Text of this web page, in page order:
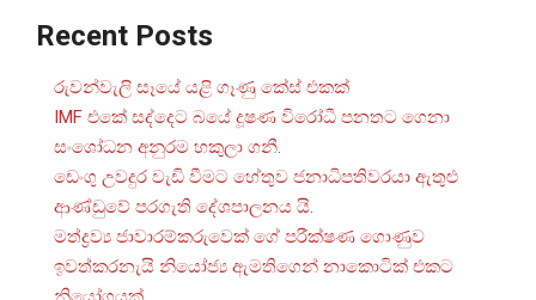
Recent Posts
රුවන්වැලි සෑයේ යළි ගෑණු කේස් එකක්
IMF එකේ සද්දෙට බයේ දූෂණ විරෝධී පනතට ගෙනා
සංශෝධන අනුරම හකුලා ගනී.
ඩෙංගු උවදුර වැඩි වීමට හේතුව ජනාධිපතිවරයා ඇතුළු
ආණ්ඩුවේ පරගැති දේශපාලනය යි.
මත්ද්‍රව්‍ය ජාවාරම්කරුවෙක් ගේ පරීක්ෂණ ගොණුව
ඉවත්කරනැයි නියෝජ්‍ය ඇමතිගෙන් නාකොටික් එකට